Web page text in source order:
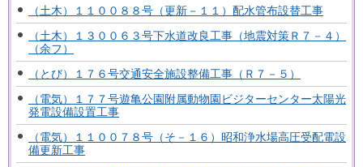
（土木）１１００８８号（更新－１１）配水管布設替工事
（土木）１３００６３号下水道改良工事（地震対策Ｒ７－４）
（余フ）
（とび）１７６号交通安全施設整備工事（Ｒ７－５）
（電気）１７７号遊亀公園附属動物園ビジターセンター太陽光
発電設備設置工事
（電気）１１００７８号（そ－１６）昭和浄水場高圧受配電設
備更新工事